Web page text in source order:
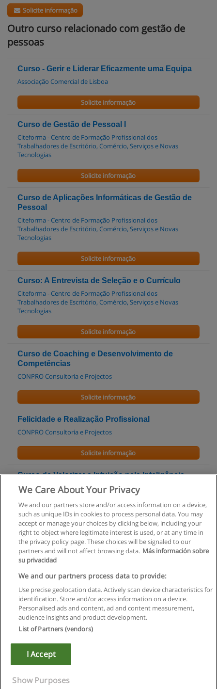
Solicite informação
Outro curso relacionado com gestão de
pessoas
Curso - Gerir e Liderar Eficazmente uma Equipa
Associação Comercial de Lisboa
Solicite informação
Curso de Gestão de Pessoal I
Citeforma - Centro de Formação Profissional dos
Trabalhadores de Escritório, Comércio, Serviços e Novas
Tecnologias
Solicite informação
Curso de Aplicações Informáticas de Gestão de
Pessoal
Citeforma - Centro de Formação Profissional dos
Trabalhadores de Escritório, Comércio, Serviços e Novas
Tecnologias
Solicite informação
Curso: A Entrevista de Seleção e o Currículo
Citeforma - Centro de Formação Profissional dos
Trabalhadores de Escritório, Comércio, Serviços e Novas
Tecnologias
Solicite informação
Curso de Coaching e Desenvolvimento de
Competências
CONPRO Consultoria e Projectos
Solicite informação
Felicidade e Realização Profissional
CONPRO Consultoria e Projectos
Solicite informação
Curso de Valorizar a Intuição pela Inteligência
Emocional
Solicite informação
Regras de uso
Privacidade de dados
Entrar em contato com Educaedu
Copyright © Educaedu Business S.L. - CIF : B-95610580: -
We Care About Your Privacy
We and our partners store and/or access information on a device,
such as unique IDs in cookies to process personal data. You may
accept or manage your choices by clicking below, including your
right to object where legitimate interest is used, or at any time in
the privacy policy page. These choices will be signaled to our
partners and will not affect browsing data. Más información sobre
su privacidad
We and our partners process data to provide:
Use precise geolocation data. Actively scan device characteristics for
identification. Store and/or access information on a device.
Personalised ads and content, ad and content measurement,
audience insights and product development.
List of Partners (vendors)
I Accept
Show Purposes